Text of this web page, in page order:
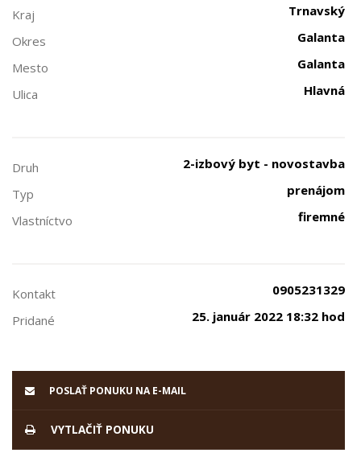
Kraj
Trnavský
Okres
Galanta
Mesto
Galanta
Ulica
Hlavná
Druh
2-izbový byt - novostavba
Typ
prenájom
Vlastníctvo
firemné
Kontakt
0905231329
Pridané
25. január 2022 18:32 hod
POSLAŤ PONUKU NA E-MAIL
VYTLAČIŤ PONUKU